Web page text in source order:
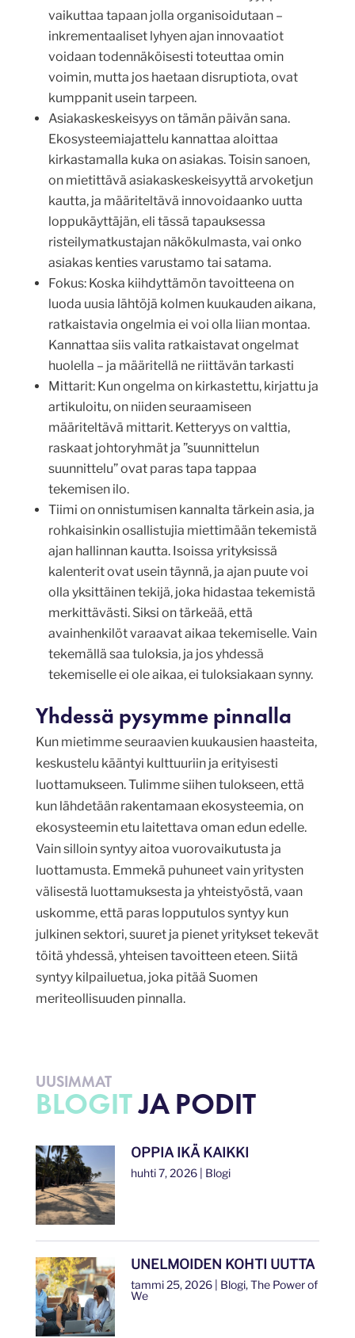
vaikuttaa tapaan jolla organisoidutaan –
inkrementaaliset lyhyen ajan innovaatiot
voidaan todennäköisesti toteuttaa omin
voimin, mutta jos haetaan disruptiota, ovat
kumppanit usein tarpeen.
Asiakaskeskeisyys on tämän päivän sana.
Ekosysteemiajattelu kannattaa aloittaa
kirkastamalla kuka on asiakas. Toisin sanoen,
on mietittävä asiakaskeskeisyyttä arvoketjun
kautta, ja määriteltävä innovoidaanko uutta
loppukäyttäjän, eli tässä tapauksessa
risteilymatkustajan näkökulmasta, vai onko
asiakas kenties varustamo tai satama.
Fokus: Koska kiihdyttämön tavoitteena on
luoda uusia lähtöjä kolmen kuukauden aikana,
ratkaistavia ongelmia ei voi olla liian montaa.
Kannattaa siis valita ratkaistavat ongelmat
huolella – ja määritellä ne riittävän tarkasti
Mittarit: Kun ongelma on kirkastettu, kirjattu ja
artikuloitu, on niiden seuraamiseen
määriteltävä mittarit. Ketteryys on valttia,
raskaat johtoryhmät ja ”suunnittelun
suunnittelu” ovat paras tapa tappaa
tekemisen ilo.
Tiimi on onnistumisen kannalta tärkein asia, ja
rohkaisinkin osallistujia miettimään tekemistä
ajan hallinnan kautta. Isoissa yrityksissä
kalenterit ovat usein täynnä, ja ajan puute voi
olla yksittäinen tekijä, joka hidastaa tekemistä
merkittävästi. Siksi on tärkeää, että
avainhenkilöt varaavat aikaa tekemiselle. Vain
tekemällä saa tuloksia, ja jos yhdessä
tekemiselle ei ole aikaa, ei tuloksiakaan synny.
Yhdessä pysymme pinnalla
Kun mietimme seuraavien kuukausien haasteita,
keskustelu kääntyi kulttuuriin ja erityisesti
luottamukseen. Tulimme siihen tulokseen, että
kun lähdetään rakentamaan ekosysteemia, on
ekosysteemin etu laitettava oman edun edelle.
Vain silloin syntyy aitoa vuorovaikutusta ja
luottamusta. Emmekä puhuneet vain yritysten
välisestä luottamuksesta ja yhteistyöstä, vaan
uskomme, että paras lopputulos syntyy kun
julkinen sektori, suuret ja pienet yritykset tekevät
töitä yhdessä, yhteisen tavoitteen eteen. Siitä
syntyy kilpailuetua, joka pitää Suomen
meriteollisuuden pinnalla.
UUSIMMAT
BLOGITJA PODIT
OPPIA IKÄ KAIKKI
huhti 7, 2026| Blogi
UNELMOIDEN KOHTI UUTTA
tammi 25, 2026| Blogi,The Power of
We